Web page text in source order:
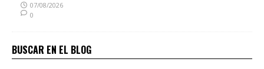
07/08/2026
0
BUSCAR EN EL BLOG